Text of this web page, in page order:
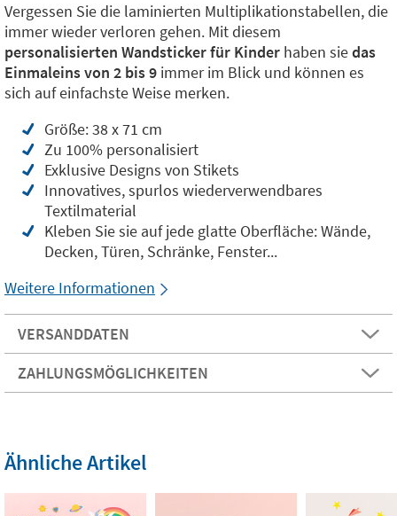
Vergessen Sie die laminierten Multiplikationstabellen, die
immer wieder verloren gehen. Mit diesem
personalisierten Wandsticker für Kinder haben siedas
Einmaleins von 2 bis 9 immer im Blick und können es
sich auf einfachste Weise merken.
Größe: 38 x 71 cm
Zu 100% personalisiert
Exklusive Designs von Stikets
Innovatives, spurlos wiederverwendbares
Textilmaterial
Kleben Sie sie auf jede glatte Oberfläche: Wände,
Decken, Türen, Schränke, Fenster...
Weitere Informationen
VERSANDDATEN
ZAHLUNGSMÖGLICHKEITEN
Ähnliche Artikel